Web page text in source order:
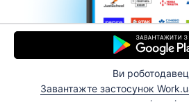
Ви
Завантажте застосунок
Допомога
© 2006–2026 Work.ua. Сервіс